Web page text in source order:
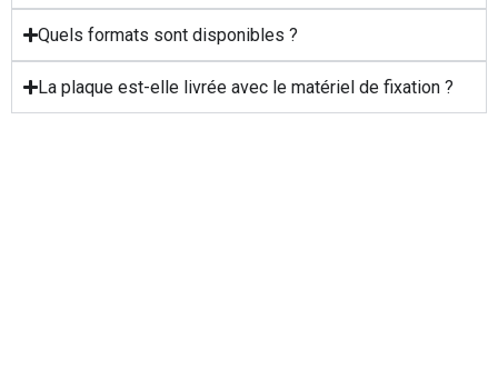
Quels formats sont disponibles ?
La plaque est-elle livrée avec le matériel de fixation ?